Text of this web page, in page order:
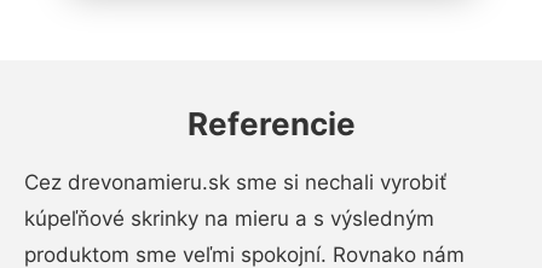
Referencie
Cez drevonamieru.sk sme si nechali vyrobiť
kúpeľňové skrinky na mieru a s výsledným
produktom sme veľmi spokojní. Rovnako nám